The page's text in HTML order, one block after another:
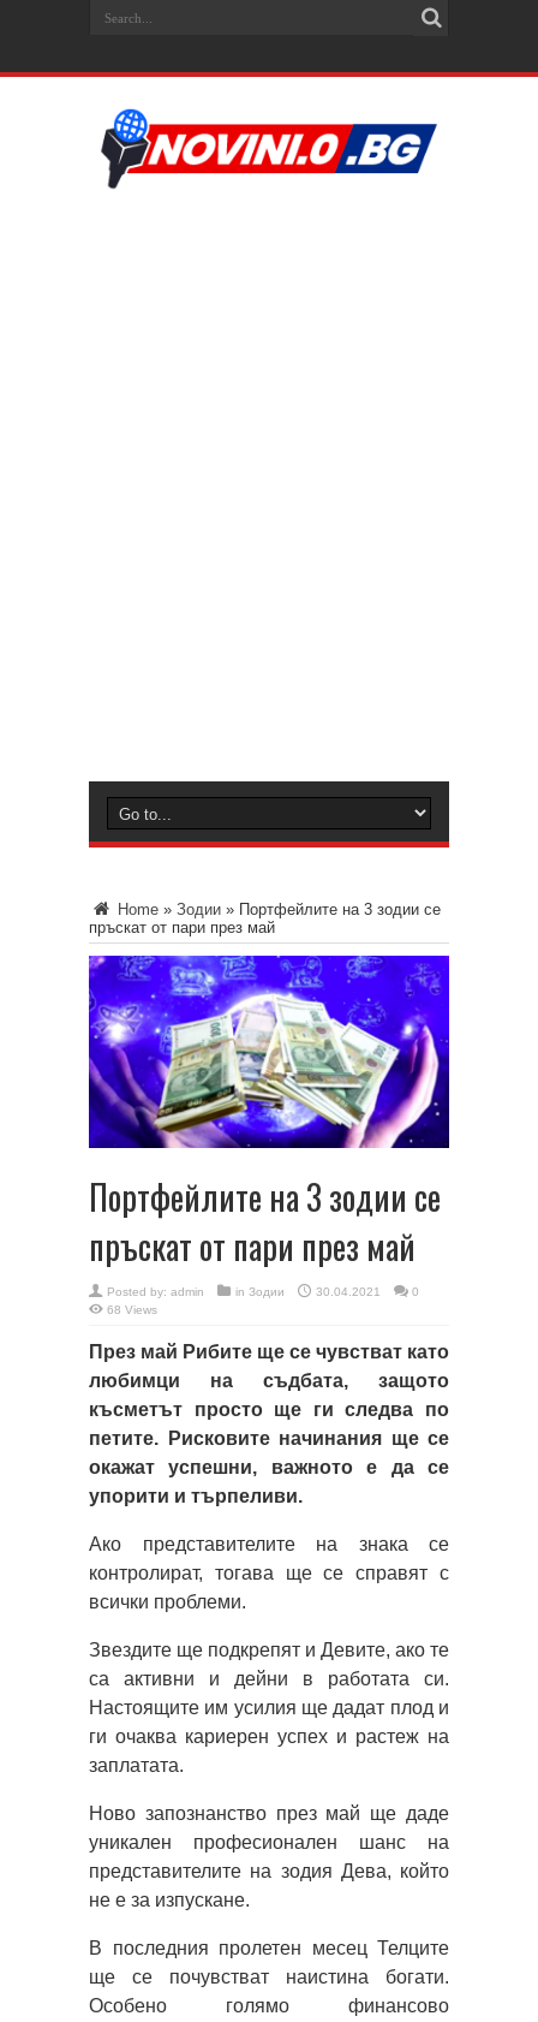
Home » Зодии » Портфейлите на 3 зодии се
пръскат от пари през май
Портфейлите на 3 зодии се
пръскат от пари през май
Posted by: admin in Зодии 30.04.2021
0
68 Views
През май Рибите ще се чувстват като
любимци на съдбата, защото
късметът просто ще ги следва по
петите. Рисковите начинания ще се
окажат успешни, важното е да се
упорити и търпеливи.
Ако представителите на знака се
контролират, тогава ще се справят с
всички проблеми.
Звездите ще подкрепят и Девите, ако те
са активни и дейни в работата си.
Настоящите им усилия ще дадат плод и
ги очаква кариерен успех и растеж на
заплатата.
Ново запознанство през май ще даде
уникален професионален шанс на
представителите на зодия Дева, който
не е за изпускане.
В последния пролетен месец Телците
ще се почувстват наистина богати.
Особено голямо финансово